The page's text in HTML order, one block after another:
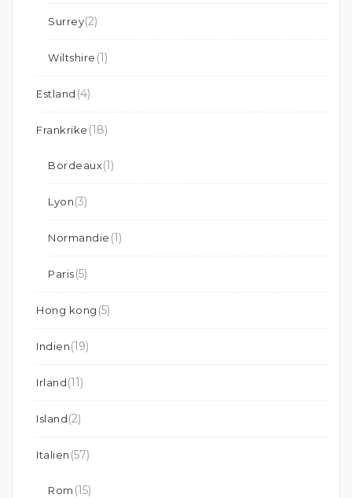
Surrey(2)
Wiltshire (1)
Estland (4)
Frankrike (18)
Bordeaux(1)
Lyon(3)
Normandie (1)
Paris(5)
Hong kong (5)
Indien(19)
Irland(11)
Island(2)
Italien (57)
Rom (15)